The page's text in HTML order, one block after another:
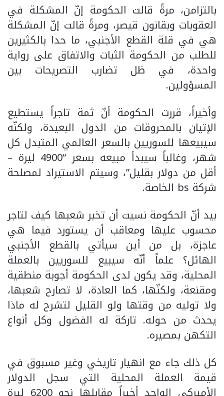
بالتزامن، مرةً قالت الحكومة إنّ المشكلة في
العقوبات وبقانون قيصر، ومرةً قالت إنّ المشكلة
هي في قلة القطع الأجنبي، ما حدا بالكثيرين
للطلب من الحكومة الثبات والاتفاق على رواية
واحدة، في ظل تضارب التصريحات بين
المسؤولين.
وأخيراً، قررت الحكومة أنّ ثمة تاجراً يستطيع
الإتيان بالمحروقات من الدول البعيدة، ولكنّه
سيبيعها للسوريين بالسعر العالمي المتبدل كل
شهر، وغالباً سيبدأ مبيعه بسعر “4900 ليرة –
أقل من دولار بقليل”، وسيتم الاستيراد لمصلحة
شركة bs الخاصة.
بيد أنّ الحكومة نسيت أن تخبر شعبها كيف لتاجر
محسوب عليها ومعاقب أن يستورد فيما هي
عاجزة، بل من أين سيأتي بالقطع الأجنبي
الهائل؟ علماً أنّه سيبيع للسوريين بالعملة
المحلية، وقد يكون لدى الحكومة أجوبة منطقية
ومقنعة، ولكنّها، كما العادة، لا تصارح شعبها،
ولا توليه من وقتها ولو القليل لتشرح له ماذا
يحدث من حوله. تاركة له الفضول وكل أنواع
التكهن بمصيره.
كل ذلك جاء مع انهيار تاريخي وغير مسبوق في
قيمة العملة المحلية التي سجل الدولار